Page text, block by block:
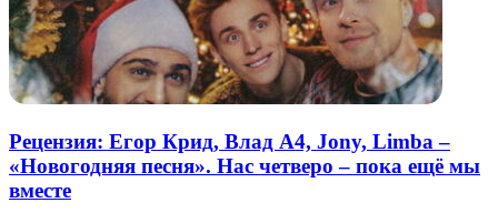
Рецензия: Егор Крид, Влад А4, Jony, Limba –
«Новогодняя песня». Нас четверо – пока ещё мы
вместе